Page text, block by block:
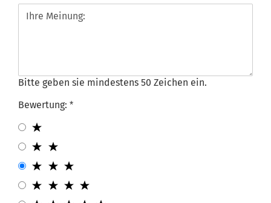
Bitte geben sie mindestens 50 Zeichen ein.
Bewertung: